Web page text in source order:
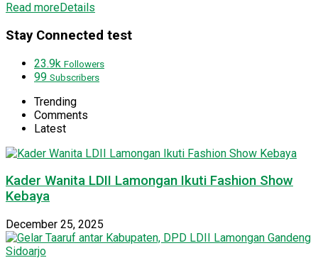
Read moreDetails
Stay Connected test
23.9k Followers
99 Subscribers
Trending
Comments
Latest
Kader Wanita LDII Lamongan Ikuti Fashion Show
Kebaya
December 25, 2025